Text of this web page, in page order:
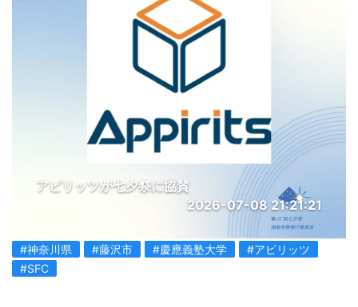
アピリッツが七夕祭に協賛
2026-07-08 21:21:21
#神奈川県 #藤沢市 #慶應義塾大学
#アピリッツ
#SFC